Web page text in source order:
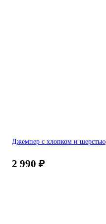
Джемпер с хлопком и шерстью
2 990 ₽